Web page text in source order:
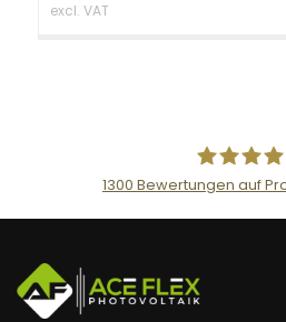
excl. VAT
AceFlex
1300 Bewertungen auf